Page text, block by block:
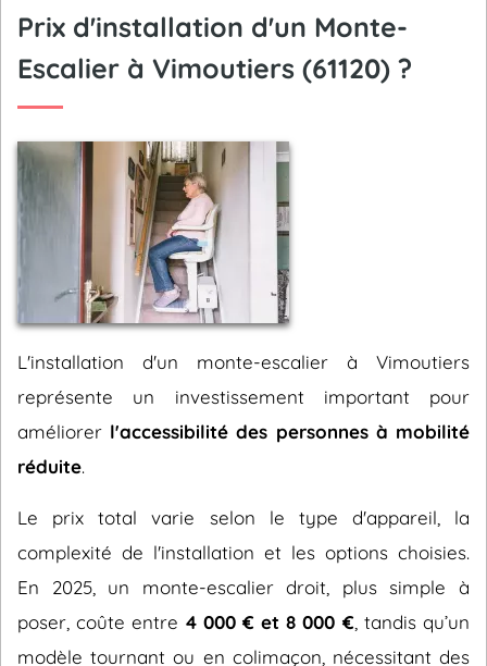
Prix d'installation d'un Monte-
Escalier à Vimoutiers (61120) ?
L'installation d'un monte-escalier à Vimoutiers
représente un investissement important pour
améliorer l'accessibilité des personnes à mobilité
réduite.
Le prix total varie selon le type d'appareil, la
complexité de l'installation et les options choisies.
En 2025, un monte-escalier droit, plus simple à
poser, coûte entre 4 000 € et 8 000 € , tandis qu’un
modèle tournant ou en colimaçon, nécessitant des